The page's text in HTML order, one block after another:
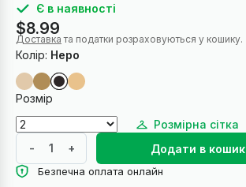
Є в наявності
$8.99
Доставка та податки розраховуються у кошику.
Колір: Неро
Розмір
Розмірна сітка
-
+ Додати в кошик
Безпечна оплата онлайн